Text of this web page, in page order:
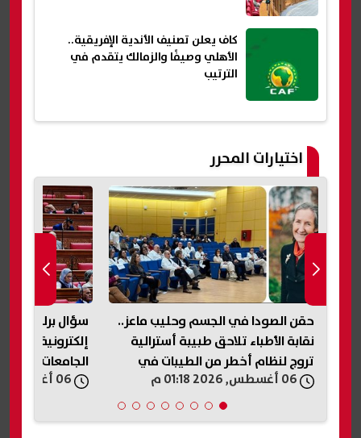
كاف يعلن تصنيف الأندية الإفريقية..
الأهلي وصيفًا والزمالك يتقدم في
الترتيب
اختيارات المحرر
حقن الصودا في الجسم وحليب ماعز..
نقابة الأطباء تلاحق طبيبة أسترالية
تروج لنظام أخطر من الطيبات في
مصر| عاجل
سؤال برلماني
إلكترونية
الجامعات